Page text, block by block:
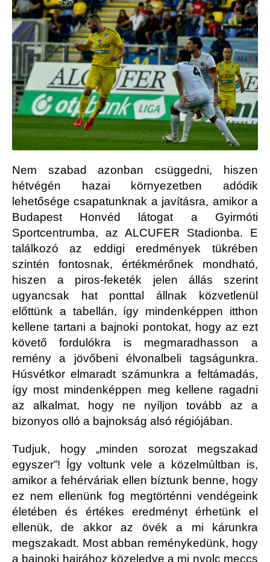
Nem szabad azonban csüggedni, hiszen
hétvégén hazai környezetben adódik
lehetősége csapatunknak a javításra, amikor a
Budapest Honvéd látogat a Gyirmóti
Sportcentrumba, az ALCUFER Stadionba. E
találkozó az eddigi eredmények tükrében
szintén fontosnak, értékmérőnek mondható,
hiszen a piros-feketék jelen állás szerint
ugyancsak hat ponttal állnak közvetlenül
előttünk a tabellán, így mindenképpen itthon
kellene tartani a bajnoki pontokat, hogy az ezt
követő fordulókra is megmaradhasson a
remény a jövőbeni élvonalbeli tagságunkra.
Húsvétkor elmaradt számunkra a feltámadás,
így most mindenképpen meg kellene ragadni
az alkalmat, hogy ne nyíljon tovább az a
bizonyos olló a bajnokság alsó régiójában.
Tudjuk, hogy „minden sorozat megszakad
egyszer”! Így voltunk vele a közelmúltban is,
amikor a fehérváriak ellen bíztunk benne, hogy
ez nem ellenünk fog megtörténni vendégeink
életében és értékes eredményt érhetünk el
ellenük, de akkor az övék a mi kárunkra
megszakadt. Most abban reménykedünk, hogy
a bajnoki hajrához közeledve a mi nyolc meccs